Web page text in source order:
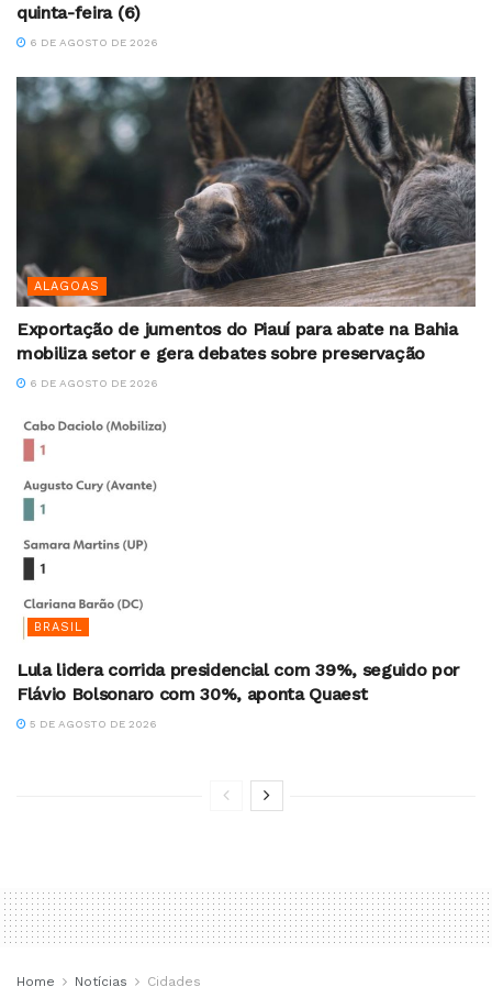
quinta-feira (6)
6 DE AGOSTO DE 2026
ALAGOAS
Exportação de jumentos do Piauí para abate na Bahia
mobiliza setor e gera debates sobre preservação
6 DE AGOSTO DE 2026
BRASIL
Lula lidera corrida presidencial com 39%, seguido por
Flávio Bolsonaro com 30%, aponta Quaest
5 DE AGOSTO DE 2026
Home Notícias Cidades